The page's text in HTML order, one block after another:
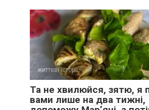
життєві історії
Та не хвилюйся, зятю, я
вами лише на два тижні,